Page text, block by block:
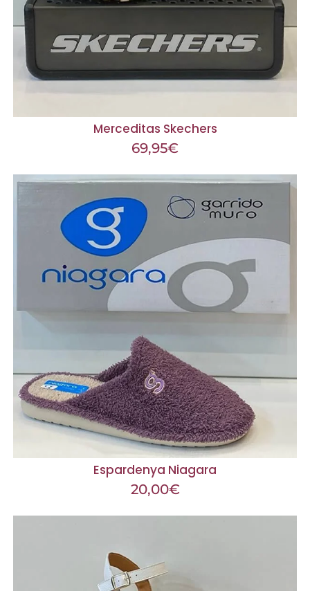
Merceditas Skechers
69,95€
Espardenya Niagara
20,00€